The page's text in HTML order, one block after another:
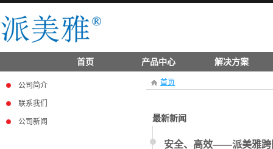
首页 产品中心 解决方案
公司简介
联系我们
公司新闻
首页
最新新闻
安全、高效——派美雅跨